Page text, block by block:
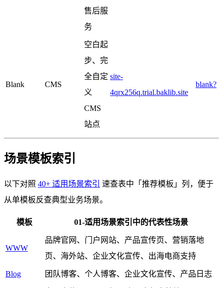
售后服
务
Blank CMS
空白起
步、完
全自定
义
CMS
站点
site-
4qrx256q.trial.baklib.site
blank?
场景模板索引
以下对照 40+ 适用场景索引
速查表中「推荐模板」列，便于
从单模板反查典型业务场景。
模板 01-适用场景索引中的代表性场景
WWW
品牌官网、门户网站、产品宣传页、营销落地
页、海外站、企业文化宣传、出海电商支持
Blog 团队博客、个人博客、企业文化宣传、产品日志